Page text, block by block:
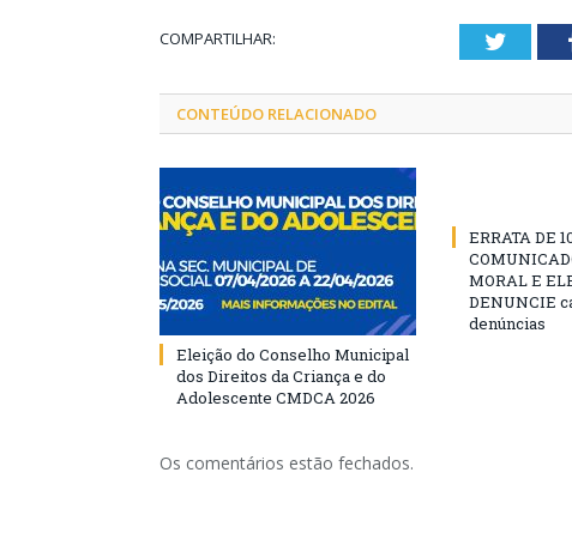
COMPARTILHAR:
CONTEÚDO RELACIONADO
Eleição do Conselho Municipal
dos Direitos da Criança e do
Adolescente CMDCA 2026
ERRATA DE
MORAL E
DENUNCIE
denúncias
Os comentários estão fechados.